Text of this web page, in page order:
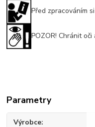
Před zpracováním
POZOR! Chránit oči
Parametry
Výrobce